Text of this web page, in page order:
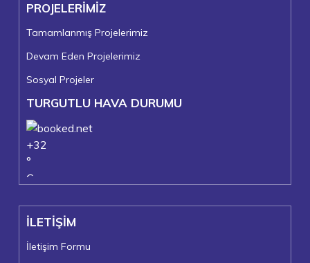
PROJELERİMİZ
Tamamlanmış Projelerimiz
Devam Eden Projelerimiz
Sosyal Projeler
TURGUTLU HAVA DURUMU
+32
°
C
Turgutlu
Cuma, 07
İLETİŞİM
İletişim Formu